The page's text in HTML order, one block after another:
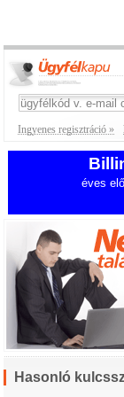
Ingyenes regisztráció »
éves
Hasonló